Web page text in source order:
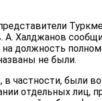
Халджанов
должность
не были.
частности, были
отдельных лиц,